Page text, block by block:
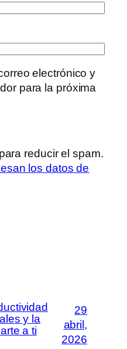
electrónico y
para la próxima
reducir el spam.
los datos de
y la
a ti
29
abril,
2026